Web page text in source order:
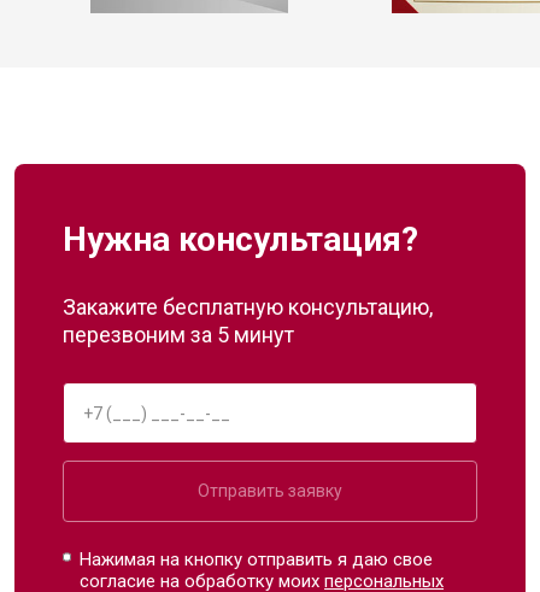
Нужна консультация?
Закажите бесплатную консультацию,
перезвоним за 5 минут
Отправить заявку
Нажимая на кнопку отправить я даю свое
согласие на обработку моихперсональных